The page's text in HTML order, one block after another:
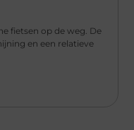
fietsen op de weg. De
en een relatieve